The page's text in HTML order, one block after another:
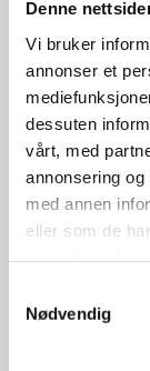
Denne
Vi bruker
annonser et
dessuten
vårt, med
annonsering
med annen
eller som de
Nødvendig